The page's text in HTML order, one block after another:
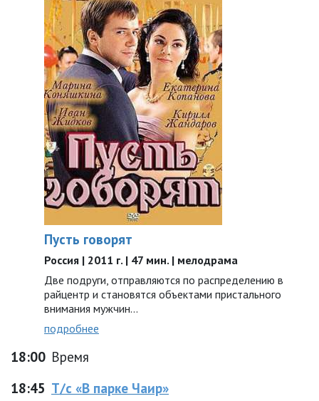
Пусть говорят
Россия | 2011 г. | 47 мин. | мелодрама
Две подруги, отправляются по распределению в
райцентр и становятся объектами пристального
внимания мужчин...
подробнее
18:00 Время
18:45 Т/с «В парке Чаир»